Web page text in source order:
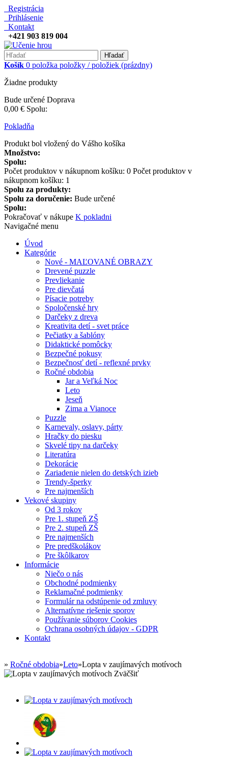
Registrácia
Prihlásenie
Kontakt
+421 903 819 004
Hľadať
Košík 0 položka položky / položiek (prázdny)
Žiadne produkty
Bude určené Doprava
0,00 € Spolu:
Pokladňa
Produkt bol vložený do Vášho košíka
Množstvo:
Spolu:
Počet produktov v nákupnom košíku: 0 Počet produktov v
nákupnom košíku: 1
Spolu za produkty:
Spolu za doručenie: Bude určené
Spolu:
Pokračovať v nákupe K pokladni
Navigačné menu
Úvod
Kategórie
Nové - MAĽOVANÉ OBRAZY
Drevené puzzle
Prevliekanie
Pre dievčatá
Písacie potreby
Spoločenské hry
Darčeky z dreva
Kreativita detí - svet práce
Pečiatky a šablóny
Didaktické pomôcky
Bezpečné pokusy
Bezpečnosť detí - reflexné prvky
Ročné obdobia
Jar a Veľká Noc
Leto
Jeseň
Zima a Vianoce
Puzzle
Karnevaly, oslavy, párty
Hračky do piesku
Skvelé tipy na darčeky
Literatúra
Dekorácie
Zariadenie nielen do detských izieb
Trendy-šperky
Pre najmenších
Vekové skupiny
Od 3 rokov
Pre 1. stupeň ZŠ
Pre 2. stupeň ZŠ
Pre najmenších
Pre predškolákov
Pre škôlkarov
Informácie
Niečo o nás
Obchodné podmienky
Reklamačné podmienky
Formulár na odstúpenie od zmluvy
Alternatívne riešenie sporov
Používanie súborov Cookies
Ochrana osobných údajov - GDPR
Kontakt
» Ročné obdobia»Leto»Lopta v zaujímavých motívoch
Zväčšiť